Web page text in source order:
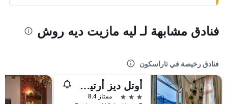
فنادق مشابهة لـ ليه مازيت ديه روش
فنادق رخيصة في تاراسكون
أوتل ديز أرتيست
3 نجوم
ممتاز 8.4